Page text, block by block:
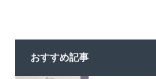
おすすめ記事